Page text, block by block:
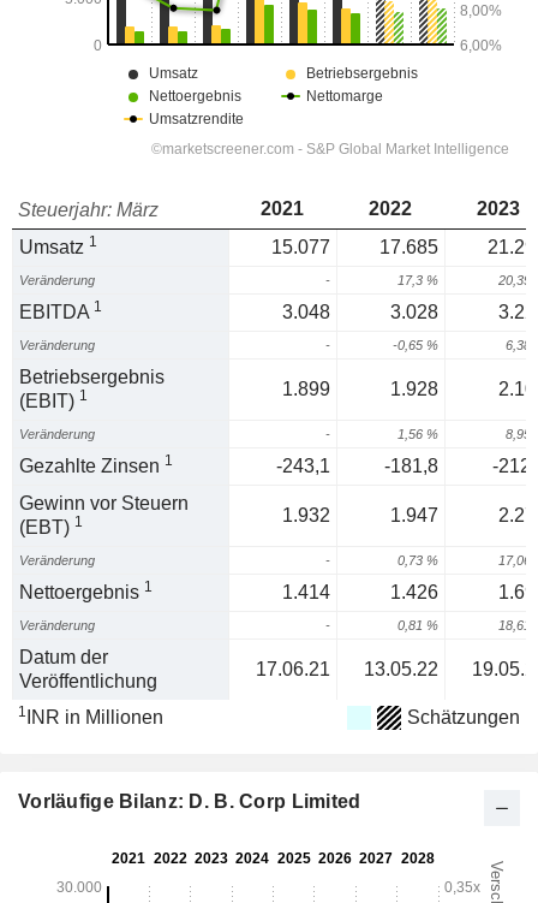
Steuerjahr: März 2021 2022
2023
Umsatz 1 15.077 17.685
Veränderung - 17,3 % 20,39
EBITDA 1 3.048 3.028
Veränderung - -0,65 % 6,38
Betriebsergebnis
(EBIT) 1 1.899 1.928
Veränderung - 1,56 % 8,95
Gezahlte Zinsen 1 -243,1 -181,8
-
Gewinn vor Steuern
(EBT) 1 1.932 1.947
Veränderung - 0,73 % 17,06
Nettoergebnis 1 1.414 1.426
Veränderung - 0,81 % 18,61
Datum der
Veröffentlichung
17.06.21 13.05.22
1 INR in Millionen Schätzungen
Vorläufige Bilanz: D. B. Corp Limited